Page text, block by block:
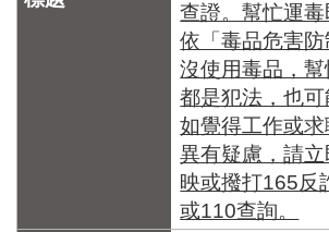
查證。幫忙運毒
依「毒品危害
沒使用毒品，
都是犯法，也可
如覺得工作或
異有疑慮，請
映或撥打165反
或110查詢。